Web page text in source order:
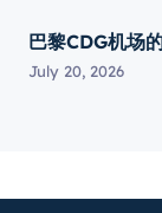
巴黎CDG机场
July 20, 2026